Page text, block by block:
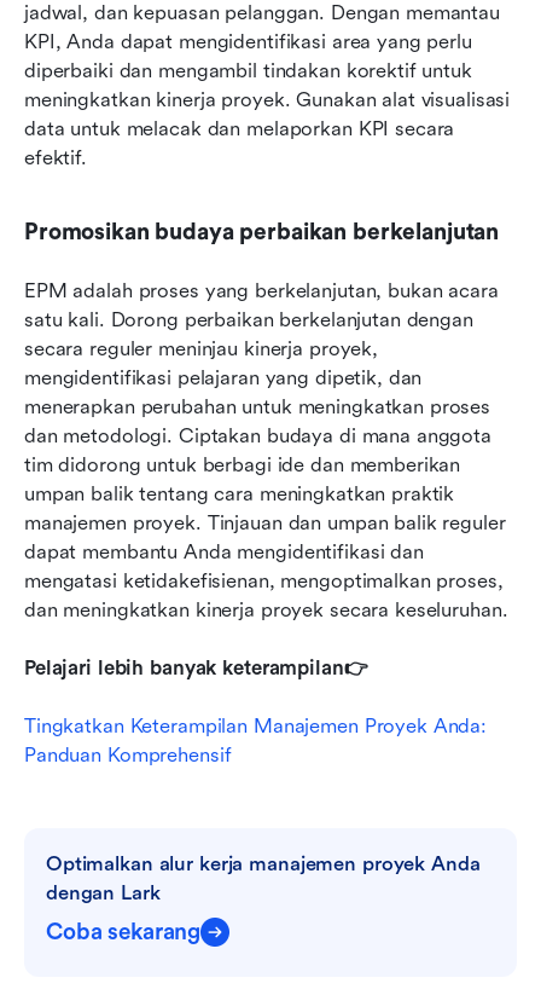
jadwal, dan kepuasan pelanggan. Dengan memantau
KPI, Anda dapat mengidentifikasi area yang perlu
diperbaiki dan mengambil tindakan korektif untuk
meningkatkan kinerja proyek. Gunakan alat visualisasi
data untuk melacak dan melaporkan KPI secara
efektif.
Promosikan budaya perbaikan berkelanjutan
EPM adalah proses yang berkelanjutan, bukan acara
satu kali. Dorong perbaikan berkelanjutan dengan
secara reguler meninjau kinerja proyek,
mengidentifikasi pelajaran yang dipetik, dan
menerapkan perubahan untuk meningkatkan proses
dan metodologi. Ciptakan budaya di mana anggota
tim didorong untuk berbagi ide dan memberikan
umpan balik tentang cara meningkatkan praktik
manajemen proyek. Tinjauan dan umpan balik reguler
dapat membantu Anda mengidentifikasi dan
mengatasi ketidakefisienan, mengoptimalkan proses,
dan meningkatkan kinerja proyek secara keseluruhan.
Pelajari lebih banyak keterampilan👉
Tingkatkan Keterampilan Manajemen Proyek Anda:
Panduan Komprehensif
Optimalkan alur kerja manajemen proyek Anda
dengan Lark
Coba sekarang